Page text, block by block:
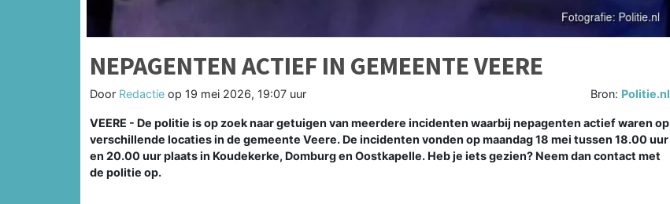
NEPAGENTEN ACTIEF IN GEMEENTE VEERE
Door Redactie op 19 mei 2026, 19:07 uur Bron: Politie.nl
VEERE - De politie is op zoek naar getuigen van meerdere incidenten waarbij nepagenten actief waren op
verschillende locaties in de gemeente Veere. De incidenten vonden op maandag 18 mei tussen 18.00 uur
en 20.00 uur plaats in Koudekerke, Domburg en Oostkapelle. Heb je iets gezien? Neem dan contact met
de politie op.